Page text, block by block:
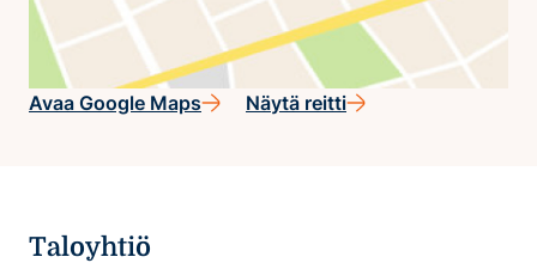
Avaa Google Maps Näytä reitti
Taloyhtiö